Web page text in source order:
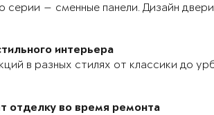
серии — сменные панели. Дизайн
интерьера
в разных стилях от классики до
отделку во время ремонта